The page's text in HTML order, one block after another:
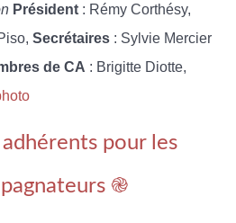
Président : Rémy Corthésy,
Secrétaires : Sylvie Mercier
de CA : Brigitte Diotte,
pour les
֎